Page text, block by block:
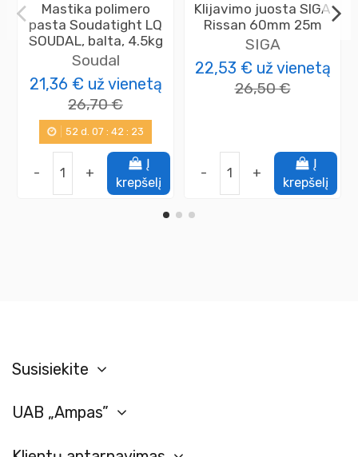
Mastika polimero
pasta Soudatight LQ
SOUDAL, balta, 4.5kg
Soudal
21,36 € už vienetą
26,70 €
52d. 07: 42: 23
- +
Į
krepšelį
Klijavimo juosta SIGA
Rissan 60mm 25m
SIGA
22,53 € už vienetą
26,50 €
- +
Į
krepšelį
Susisiekite
UAB „Ampas”